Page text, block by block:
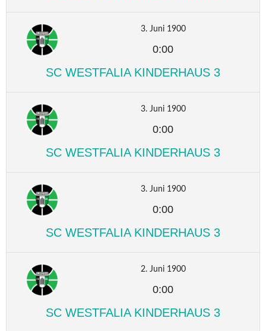
3. Juni 1900
0:00
SC WESTFALIA KINDERHAUS 3
3. Juni 1900
0:00
SC WESTFALIA KINDERHAUS 3
3. Juni 1900
0:00
SC WESTFALIA KINDERHAUS 3
2. Juni 1900
0:00
SC WESTFALIA KINDERHAUS 3